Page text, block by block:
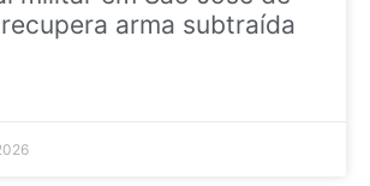
arma subtraída